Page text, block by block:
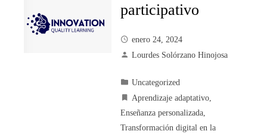
participativo
enero 24, 2024
Lourdes Solórzano Hinojosa
Uncategorized
Aprendizaje adaptativo,
Enseñanza personalizada,
Transformación digital en la